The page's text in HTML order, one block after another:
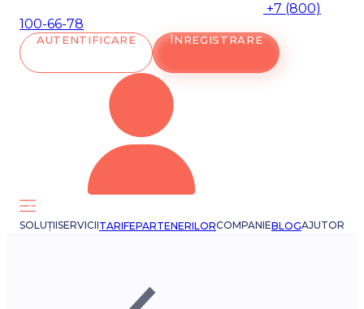
+7 (800)
100-66-78
AUTENTIFICARE ÎNREGISTRARE
SOLUȚIISERVICIITARIFEPARTENERILORCOMPANIEBLOGAJUTOR